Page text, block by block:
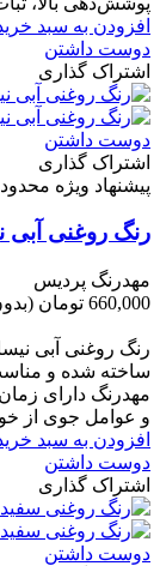
افزودن به سبد
دوست داشتن
اشتراک گذاری
دوست داشتن
اشتراک گذاری
پیشنهاد ویژه محدود
رنگ روغنی آبی
مهدرنگ پردیس
660,000 تومان
رنگ روغنی آبی
ساخته شده و
مهدرنگ دارای
و ﻋﻮاﻣﻞ ﺟﻮی از
افزودن به سبد
دوست داشتن
اشتراک گذاری
دوست داشتن